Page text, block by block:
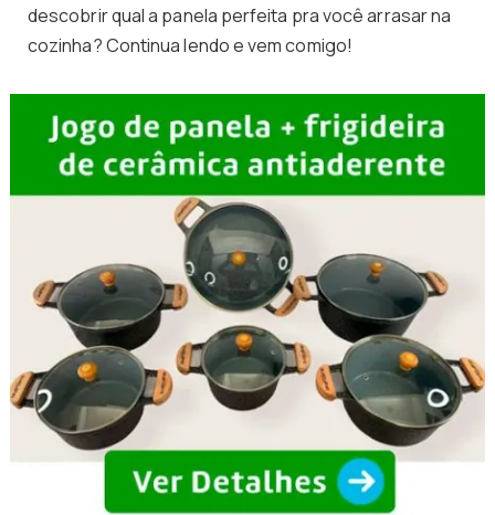
descobrir qual a panela perfeita pra você arrasar na
cozinha? Continua lendo e vem comigo!